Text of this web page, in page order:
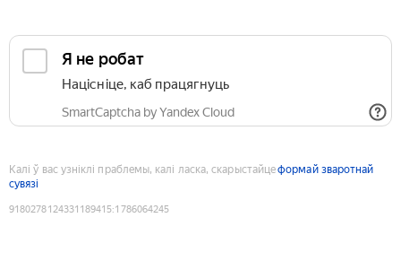
Я не робат
Націсніце, каб працягнуць
SmartCaptcha by Yandex Cloud
Калі ў вас узніклі праблемы, калі ласка, скарыстайцеформай зваротнай
сувязі
9180278124331189415:1786064245